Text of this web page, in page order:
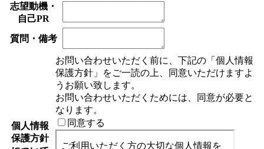
志望動機・
自己PR
質問・備考
個人情報
保護方針
お問い合わせいただく前に、下記の「個人情報
保護方針」をご一読の上、同意いただけますよ
うお願い致します。
お問い合わせいただくためには、同意が必要と
なります。
同意する